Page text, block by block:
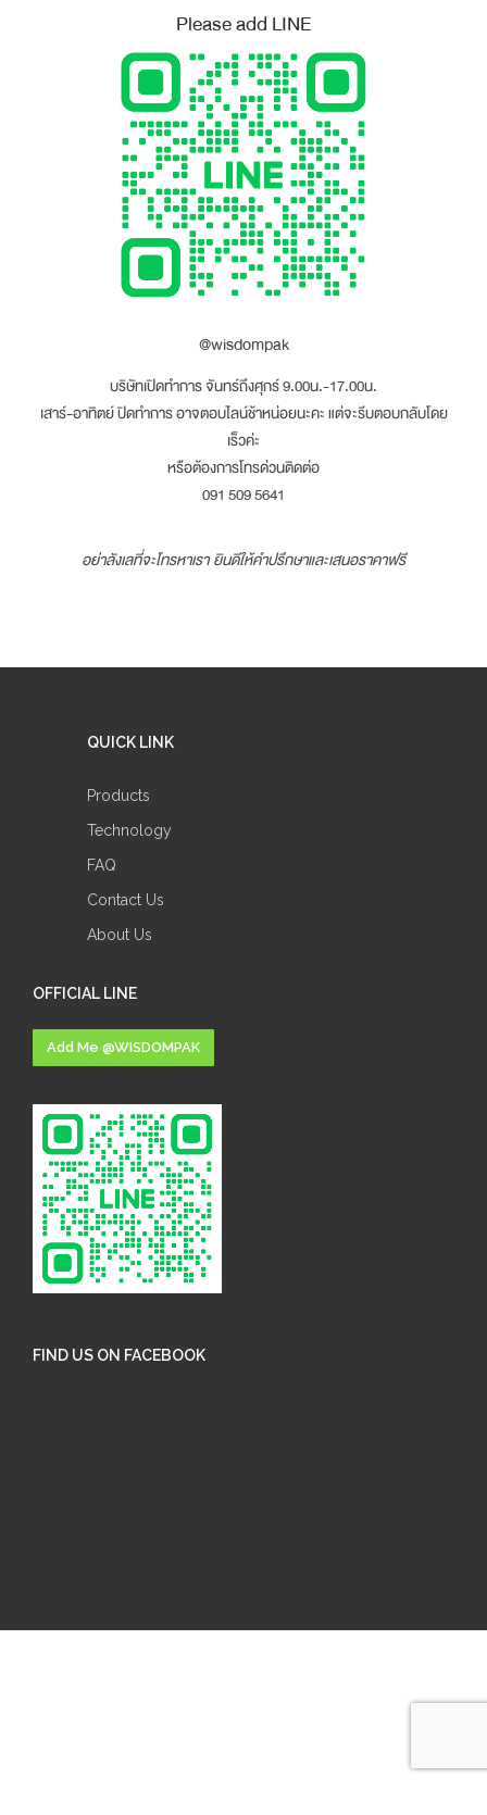
Please add LINE
@wisdompak
บริษัทเปิดทำการ จันทร์ถึงศุกร์ 9.00น.-17.00น.
เสาร์-อาทิตย์ ปิดทำการ อาจตอบไลน์ช้าหน่อยนะคะ แต่จะรีบตอบกลับโดย
เร็วค่ะ
หรือต้องการโทรด่วนติดต่อ
091 509 5641
อย่าลังเลที่จะโทรหาเรา ยินดีให้คำปรึกษาและเสนอราคาฟรี
QUICK LINK
Products
Technology
FAQ
Contact Us
About Us
OFFICIAL LINE
Add Me @WISDOMPAK
FIND US ON FACEBOOK